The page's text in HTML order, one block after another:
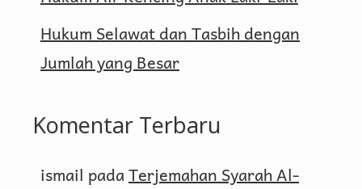
Hukum Selawat dan Tasbih dengan
Jumlah yang Besar
Komentar Terbaru
ismail padaTerjemahan Syarah Al-